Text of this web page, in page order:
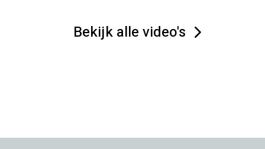
Bekijk alle video's